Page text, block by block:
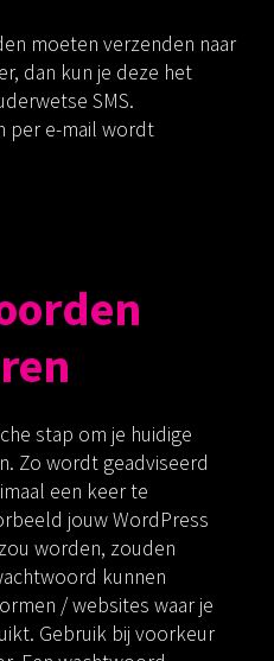
moeten verzenden naar
dan kun je deze het
SMS.
per e-mail wordt
stap om je huidige
Zo wordt geadviseerd
een keer te
jouw WordPress
worden, zouden
kunnen
/ websites waar je
Gebruik bij voorkeur